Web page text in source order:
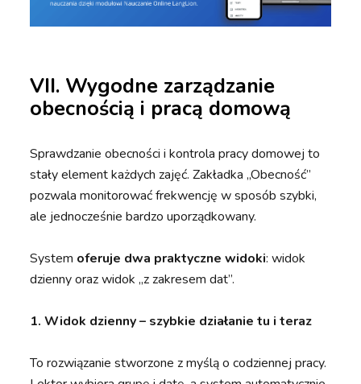
VII. Wygodne zarządzanie
obecnością i pracą domową
Sprawdzanie obecności i kontrola pracy domowej to
stały element każdych zajęć. Zakładka „Obecność”
pozwala monitorować frekwencję w sposób szybki,
ale jednocześnie bardzo uporządkowany.
System oferuje dwa praktyczne widoki: widok
dzienny oraz widok „z zakresem dat”.
1. Widok dzienny – szybkie działanie tu i teraz
To rozwiązanie stworzone z myślą o codziennej pracy.